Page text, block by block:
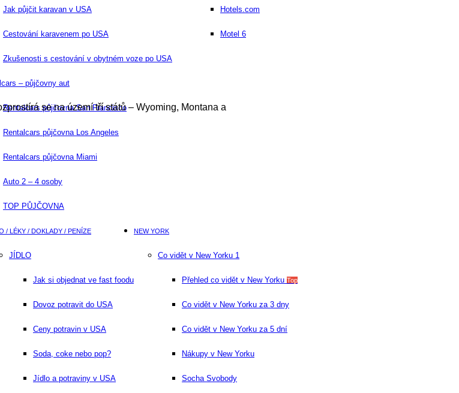
Jak půjčit karavan v USA
Cestování karavenem po USA
Zkušenosti s cestování v obytném voze po USA
– půjčovny aut
Rentalcars půjčovna San Francisco
Rentalcars půjčovna Los Angeles
Rentalcars půjčovna Miami
Auto 2 – 4 osoby
TOP PŮJČOVNA
Hotels.com
Motel 6
/ LÉKY / DOKLADY / PENÍZE
JÍDLO
Jak si objednat ve fast foodu
Dovoz potravit do USA
Ceny potravin v USA
Soda, coke nebo pop?
Jídlo a potraviny v USA
NEW YORK
Co vidět v New Yorku 1
Přehled co vidět v New Yorku Top
Co vidět v New Yorku za 3 dny
Co vidět v New Yorku za 5 dní
Nákupy v New Yorku
Socha Svobody
se na území tří států – Wyoming, Montana a